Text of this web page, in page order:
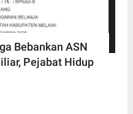
Bebankan ASN
Pejabat Hidup